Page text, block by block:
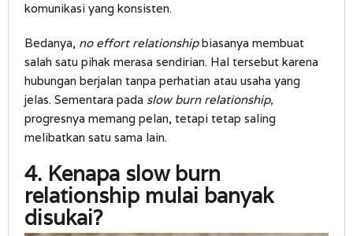
komunikasi yang konsisten.
Bedanya, no effort relationshipbiasanya membuat
salah satu pihak merasa sendirian. Hal tersebut karena
hubungan berjalan tanpa perhatian atau usaha yang
jelas. Sementara pada slow burn relationship,
progresnya memang pelan, tetapi tetap saling
melibatkan satu sama lain.
4. Kenapa slow burn
relationship mulai banyak
disukai?